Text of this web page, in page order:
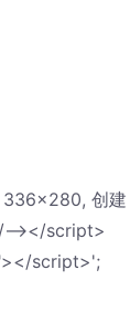
创建
></script>
script>';